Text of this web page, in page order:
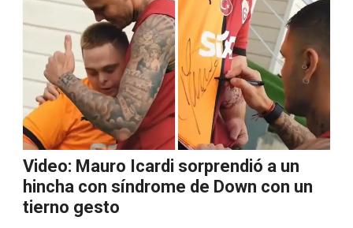
Video: Mauro Icardi sorprendió a un
hincha con síndrome de Down con un
tierno gesto